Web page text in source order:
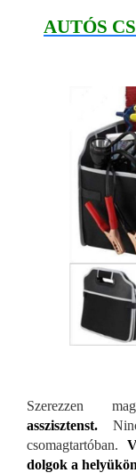
AUTÓS
Szerezzen
asszisztenst.
csomagtartóban.
dolgok a